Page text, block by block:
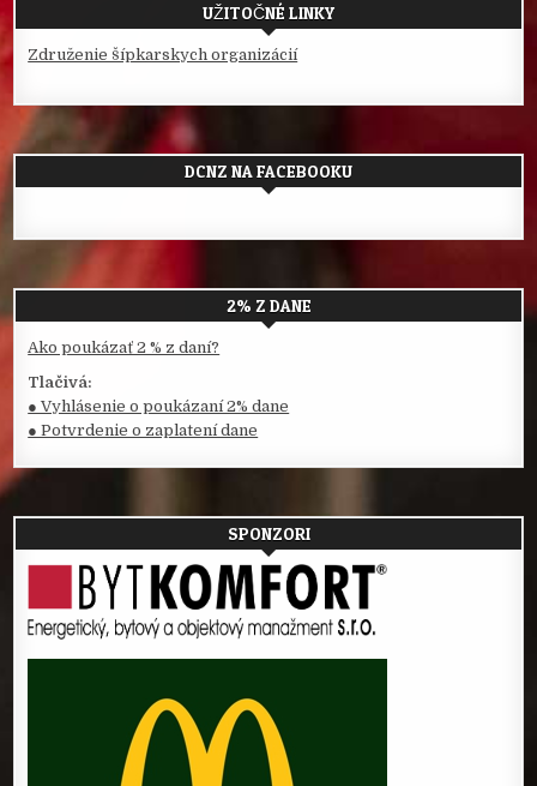
UŽITOČNÉ LINKY
Združenie šípkarskych organizácií
DCNZ NA FACEBOOKU
2% Z DANE
Ako poukázať 2 % z daní?
Tlačivá:
● Vyhlásenie o poukázaní 2% dane
● Potvrdenie o zaplatení dane
SPONZORI